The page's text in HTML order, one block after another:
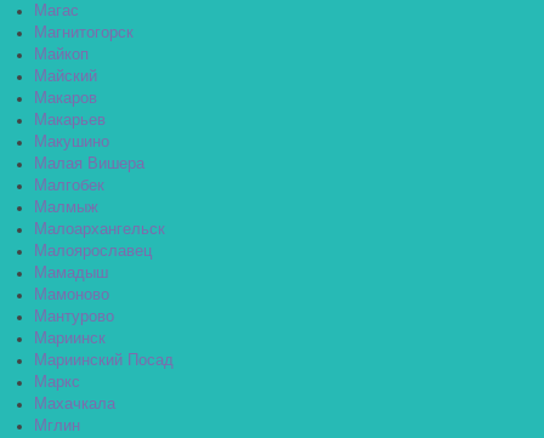
Магас
Магнитогорск
Майкоп
Майский
Макаров
Макарьев
Макушино
Малая Вишера
Малгобек
Малмыж
Малоархангельск
Малоярославец
Мамадыш
Мамоново
Мантурово
Мариинск
Мариинский Посад
Маркс
Махачкала
Мглин